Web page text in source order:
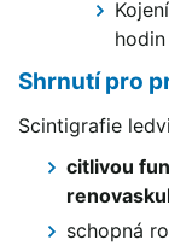
Shrnutí pro
Scintigrafie
citlivou
schopná